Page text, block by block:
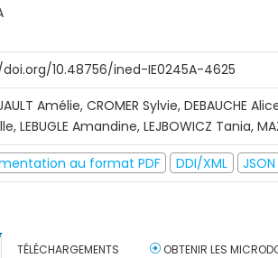
10.48756/ined-IE0245A-4625
Amélie, CROMER Sylvie, DEBAUCHE
LEBUGLE Amandine, LEJBOWICZ Tania,
au format PDF DDI/XML JSON
TÉLÉCHARGEMENTS OBTENIR LES